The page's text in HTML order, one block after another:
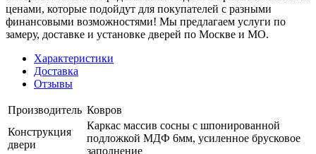
ценами, которые подойдут для покупателей с разными
финансовыми возможностями! Мы предлагаем услуги по
замеру, доставке и установке дверей по Москве и МО.
Характеристики
Доставка
Отзывы
Производитель Ковров
Конструкция
двери
Каркас массив сосны с шпонированной
подложкой МДФ 6мм, усиленное брусковое
заполнение